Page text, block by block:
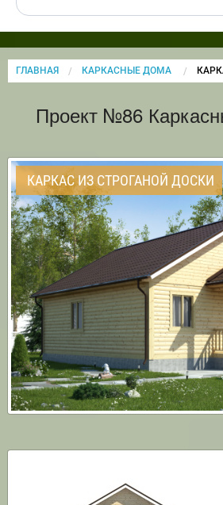
ГЛАВНАЯ КАРКАСНЫЕ ДОМА
Проект №86
КАРКАС ИЗ СТРОГАНОЙ ДОСКИ